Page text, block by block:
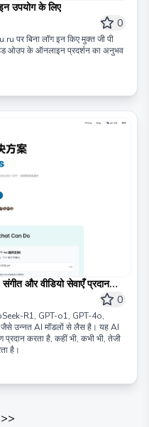
उपयोग के लिए
0
पर बिना लॉग इन किए मुक्त जी पी
ओउप के ऑनलाइन प्रदर्शन का अनुभव
और वीडियो सेवाएँ प्रदान
0
R1, GPT-o1, GPT-4o,
उन्नत AI मॉडलों से लैस है। यह AI
प्रदान करता है, कहीं भी, कभी भी, तेजी
है।